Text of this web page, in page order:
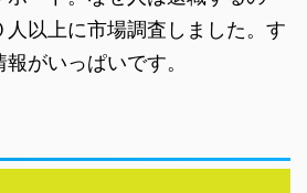
以上に市場調査しました。す
がいっぱいです。